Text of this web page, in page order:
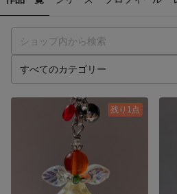
残り1点